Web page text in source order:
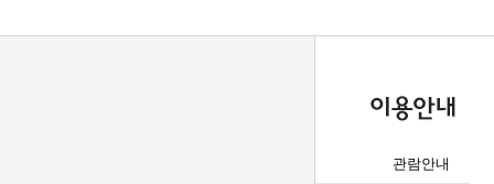
관람안내